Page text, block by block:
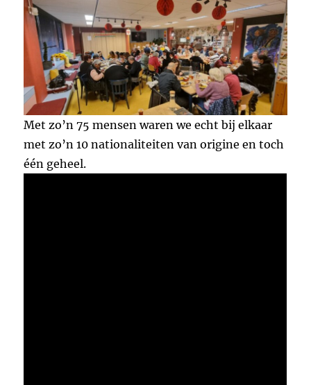
Met zo’n 75 mensen waren we echt bij elkaar
met zo’n 10 nationaliteiten van origine en toch
één geheel.